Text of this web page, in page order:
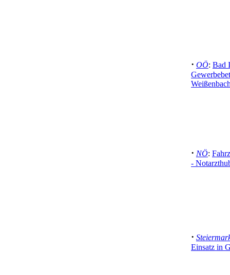
· OÖ: Bad
· NÖ:
-
·
Einsatz in